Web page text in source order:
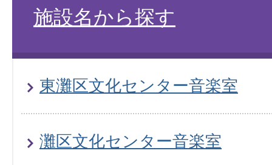
施設名から探す
東灘区文化センター音楽室
灘区文化センター音楽室